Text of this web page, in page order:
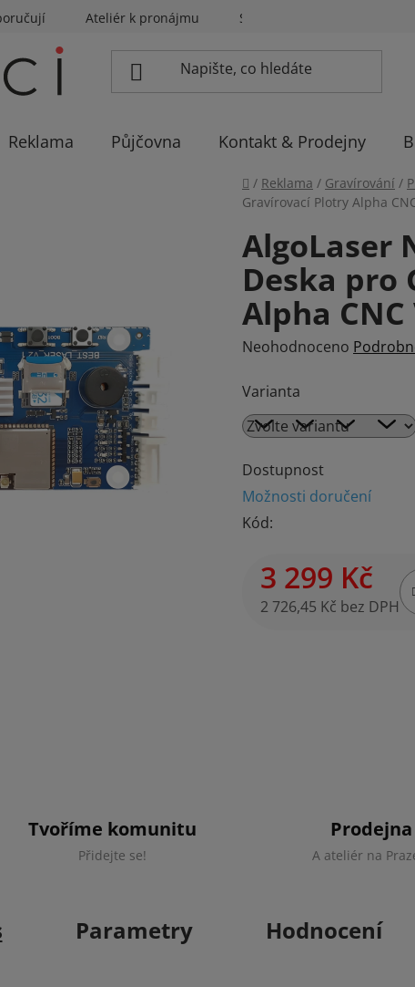
Ateliér k pronájmu Sázíme stromky
Reklama Půjčovna Kontakt & Prodejny
Domů
/ Reklama / Gravírování /
Gravírovací Plotry Alpha
AlgoLaser
Deska pro
Alpha
Průměrné
produktu
je
0,0
z
5
hvězdiček.
Neohodnoceno
Varianta
Dostupnost
Možnosti doručení
Kód:
3 299 Kč
2 726,45 Kč bez DPH
Tvoříme komunitu
Přidejte se!
Prodejna
A ateliér na
Parametry Hodnocení